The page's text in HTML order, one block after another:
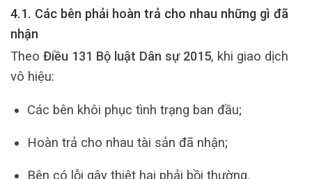
4.1. Các bên phải hoàn trả cho nhau những gì đã
nhận
Theo Điều 131 Bộ luật Dân sự 2015, khi giao dịch
vô hiệu:
Các bên khôi phục tình trạng ban đầu;
Hoàn trả cho nhau tài sản đã nhận;
Bên có lỗi gây thiệt hại phải bồi thường.